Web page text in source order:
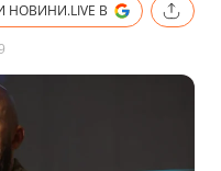
НОВИНИ.LIVE В